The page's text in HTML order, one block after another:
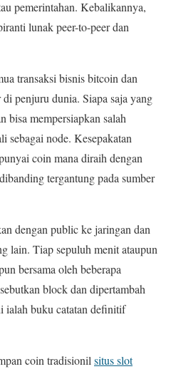
pemerintahan. Kebalikannya,
lunak peer-to-peer dan
transaksi bisnis bitcoin dan
penjuru dunia. Siapa saja yang
bisa mempersiapkan salah
sebagai node. Kesepakatan
coin mana diraih dengan
tergantung pada sumber
dengan public ke jaringan dan
lain. Tiap sepuluh menit ataupun
bersama oleh beberapa
block dan dipertambah
ialah buku catatan definitif
coin tradisionilsitus slot